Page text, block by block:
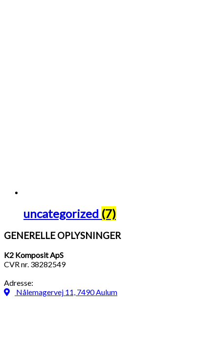
uncategorized (7)
GENERELLE OPLYSNINGER
K2 Komposit ApS
CVR nr. 38282549
Adresse:
Nålemagervej 11, 7490 Aulum